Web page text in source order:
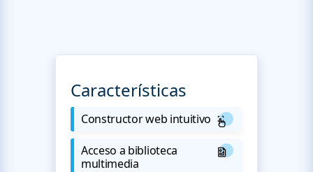
Características
Constructor web intuitivo
Acceso a biblioteca
multimedia